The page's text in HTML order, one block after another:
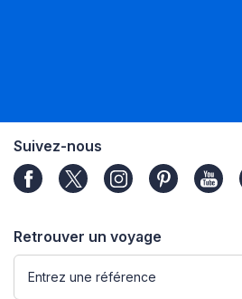
Suivez-nous
Retrouver un voyage